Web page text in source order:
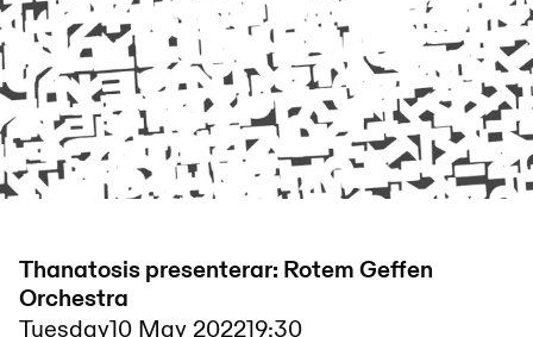
Thanatosis presenterar: Rotem Geffen
Orchestra
Tuesday10 May 202219:30